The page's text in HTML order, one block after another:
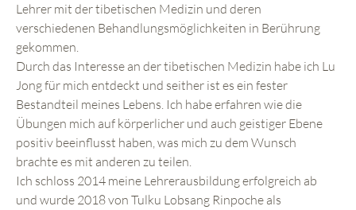
Lehrer mit der tibetischen Medizin und deren
verschiedenen Behandlungsmöglichkeiten in Berührung
gekommen.
Durch das Interesse an der tibetischen Medizin habe ich Lu
Jong für mich entdeckt und seither ist es ein fester
Bestandteil meines Lebens. Ich habe erfahren wie die
Übungen mich auf körperlicher und auch geistiger Ebene
positiv beeinflusst haben, was mich zu dem Wunsch
brachte es mit anderen zu teilen.
Ich schloss 2014 meine Lehrerausbildung erfolgreich ab
und wurde 2018 von Tulku Lobsang Rinpoche als